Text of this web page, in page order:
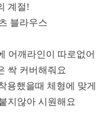
계절!
블라우스
어깨라인이 따로없어
싹 커버해줘요
용했을때 체형에 맞게
지않아 시원해요